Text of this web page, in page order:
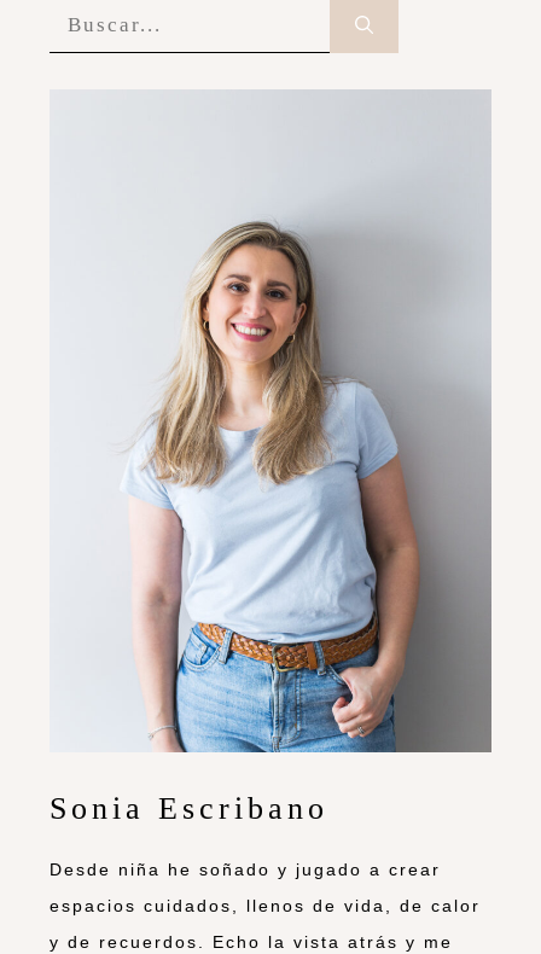
Sonia Escribano
Desde niña he soñado y jugado a crear
espacios cuidados, llenos de vida, de calor
y de recuerdos. Echo la vista atrás y me